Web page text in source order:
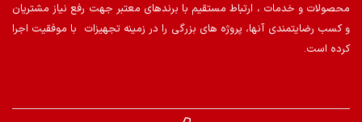
محصولات و خدمات ، ارتباط مستقیم با برندهای معتبر جهت رفع نیاز مشتریان
و کسب رضایتمندی آنها، پروژه های بزرگی را در زمینه تجهیزات با موفقیت اجرا
کرده است.